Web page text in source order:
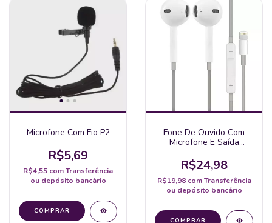
Microfone Com Fio P2
R$5,69
R$4,55 comTransferência
ou depósito bancário
Fone De Ouvido Com
Microfone E Saída
R$24,98
R$19,98 com Transferência
ou depósito bancário